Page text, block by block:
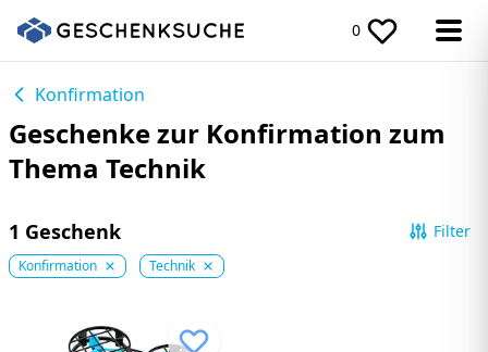
0
Konfirmation
Geschenke zur Konfirmation zum
Thema Technik
1 Geschenk Filter
Konfirmation Technik